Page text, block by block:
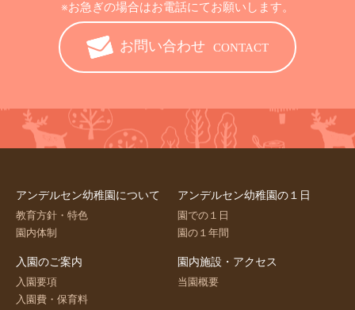
※お急ぎの場合はお電話にてお願いします。
お問い合わせ CONTACT
アンデルセン幼稚園について
教育方針・特色
園内体制
アンデルセン幼稚園の１日
園での１日
園の１年間
入園のご案内
入園要項
入園費・保育料
園内施設・アクセス
当園概要